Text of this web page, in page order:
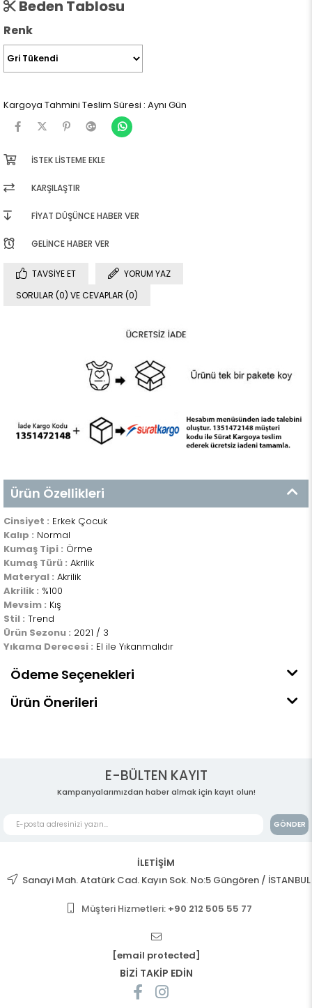
Beden Tablosu
Renk
Kargoya Tahmini Teslim Süresi : Aynı Gün
İSTEK LISTEME EKLE
KARŞILAŞTIR
FIYAT DÜŞÜNCE HABER VER
GELINCE HABER VER
TAVSIYE ET
YORUM YAZ
SORULAR (0) VE CEVAPLAR (0)
Ürün Özellikleri
Cinsiyet : Erkek Çocuk
Kalıp : Normal
Kumaş Tipi : Örme
Kumaş Türü : Akrilik
Materyal : Akrilik
Akrilik : %100
Mevsim : Kış
Stil : Trend
Ürün Sezonu : 2021 / 3
Yıkama Derecesi : El ile Yıkanmalıdır
Ödeme Seçenekleri
Ürün Önerileri
E-BÜLTEN KAYIT
Kampanyalarımızdan haber almak için kayıt olun!
GÖNDER
İLETİŞİM
Sanayi Mah. Atatürk Cad. Kayın Sok. No:5 Güngören / İSTANBUL
Müşteri Hizmetleri: +90 212 505 55 77
[email protected]
BİZİ TAKİP EDİN